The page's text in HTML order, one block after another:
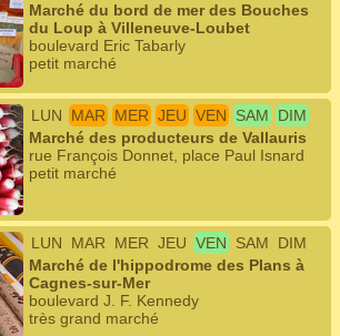
Marché du bord de mer des Bouches
du Loup à Villeneuve-Loubet
boulevard Eric Tabarly
petit marché
LUN MAR MER JEU VEN SAM
DIM
Marché des producteurs de Vallauris
rue François Donnet, place Paul Isnard
petit marché
LUN MAR MER JEU VEN SAM
DIM
Marché de l'hippodrome des Plans à
Cagnes-sur-Mer
boulevard J. F. Kennedy
très grand marché